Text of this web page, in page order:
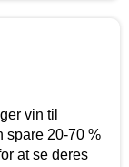
vin til
spare 20-70 %
at se deres